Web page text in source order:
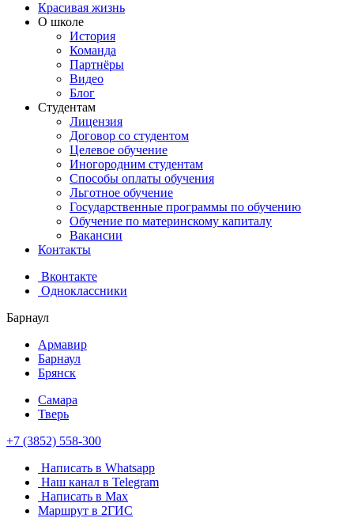
Красивая жизнь
О школе
История
Команда
Партнёры
Видео
Блог
Студентам
Лицензия
Договор со студентом
Целевое обучение
Иногородним студентам
Способы оплаты обучения
Льготное обучение
Государственные программы по обучению
Обучение по материнскому капиталу
Вакансии
Контакты
Вконтакте
Одноклассники
Барнаул
Армавир
Барнаул
Брянск
Самара
Тверь
+7 (3852) 558-300
Написать в Whatsapp
Наш канал в Telegram
Написать в Max
Маршрут в 2ГИС